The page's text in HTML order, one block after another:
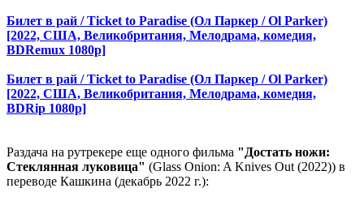
Билет в рай / Ticket to Paradise (Ол Паркер / Ol Parker)
[2022, США, Великобритания, Мелодрама, комедия,
BDRemux 1080p]
Билет в рай / Ticket to Paradise (Ол Паркер / Ol Parker)
[2022, США, Великобритания, Мелодрама, комедия,
BDRip 1080p]
Раздача на рутрекере еще одного фильма "Достать ножи:
Стеклянная луковица" (Glass Onion: A Knives Out (2022)) в
переводе Кашкина (декабрь 2022 г.):